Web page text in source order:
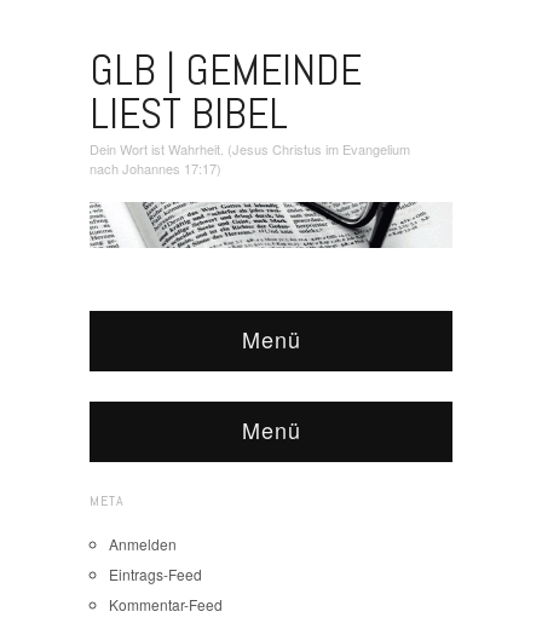
GLB | GEMEINDE
LIEST BIBEL
Dein Wort ist Wahrheit. (Jesus Christus im Evangelium
nach Johannes 17:17)
Menü
Menü
META
Anmelden
Eintrags-Feed
Kommentar-Feed